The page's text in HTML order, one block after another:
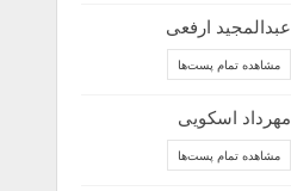
عبدالمجید ارفعی
مشاهده تمام پست‌ها
مهرداد اسکویی
مشاهده تمام پست‌ها